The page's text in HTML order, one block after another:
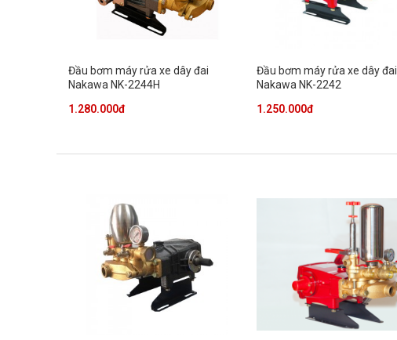
Đầu bơm máy rửa xe dây đai
Nakawa NK-2244H
1.280.000đ
Đầu bơm máy rửa xe dây đai
Nakawa NK-2242
1.250.000đ